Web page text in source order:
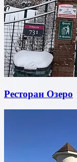
Ресторан Озеро